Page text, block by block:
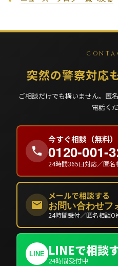
突然の警察対応
ご相談だけでも構いません。匿
電話くだ
今すぐ相談（無料）
0120-001-
24時間365日対応／匿名
メールで相談する
お問い合わせフ
24時間受付／匿名相談
LINE LINEで相談
24時間受付中